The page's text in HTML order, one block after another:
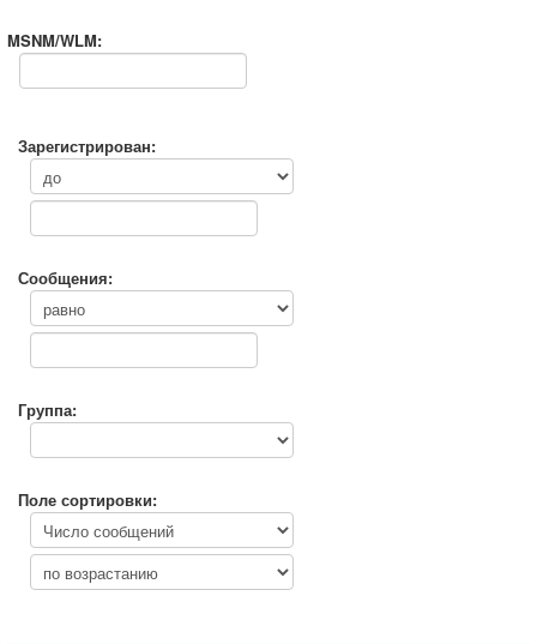
MSNM/WLM:
Зарегистрирован:
Сообщения:
Группа:
Поле сортировки: